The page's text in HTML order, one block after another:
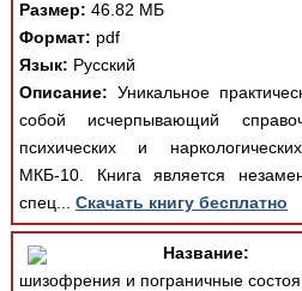
Размер: 46.82 МБ
Формат: pdf
Язык: Русский
Описание: Уникальное
собой исчерпывающий
психических и
МКБ-10. Книга является
спец... Скачать книгу бесплатно
Название:
шизофрения и пограничные